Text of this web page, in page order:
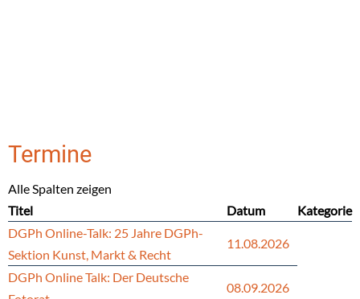
Termine
Alle Spalten zeigen
Titel
Datum
Kategorie
DGPh Online-Talk: 25 Jahre DGPh-
Sektion Kunst, Markt & Recht
11.08.2026
DGPh Online Talk: Der Deutsche
08.09.2026